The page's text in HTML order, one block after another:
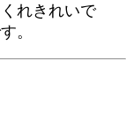
れきれいで
。